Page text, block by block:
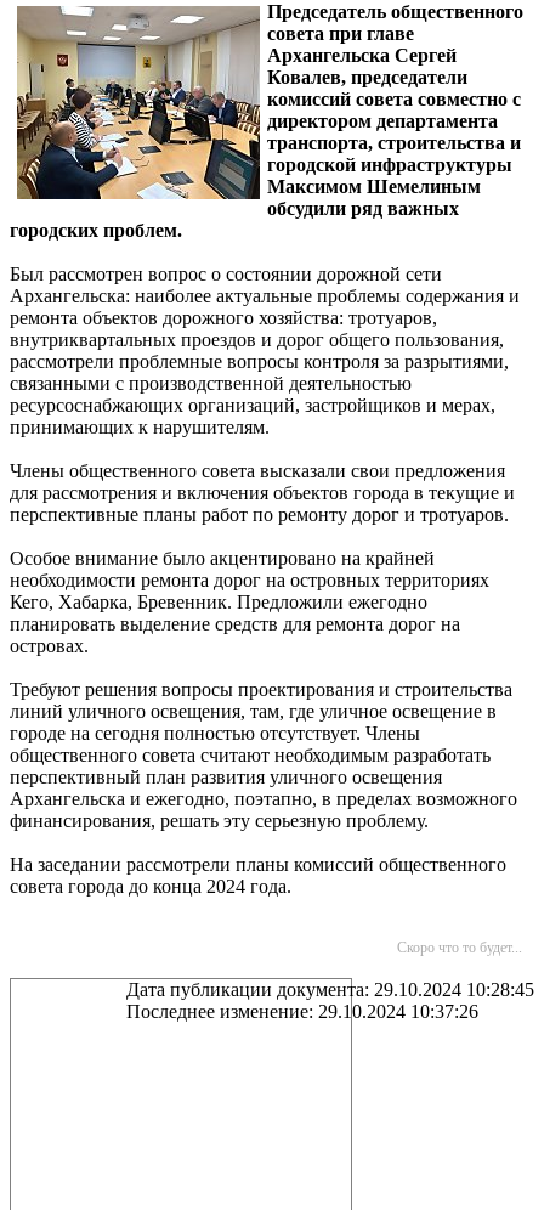
Председатель общественного
совета при главе
Архангельска Сергей
Ковалев, председатели
комиссий совета совместно с
директором департамента
транспорта, строительства и
городской инфраструктуры
Максимом Шемелиным
обсудили ряд важных
городских проблем.
Был рассмотрен вопрос о состоянии дорожной сети
Архангельска: наиболее актуальные проблемы содержания и
ремонта объектов дорожного хозяйства: тротуаров,
внутриквартальных проездов и дорог общего пользования,
рассмотрели проблемные вопросы контроля за разрытиями,
связанными с производственной деятельностью
ресурсоснабжающих организаций, застройщиков и мерах,
принимающих к нарушителям.
Члены общественного совета высказали свои предложения
для рассмотрения и включения объектов города в текущие и
перспективные планы работ по ремонту дорог и тротуаров.
Особое внимание было акцентировано на крайней
необходимости ремонта дорог на островных территориях
Кего, Хабарка, Бревенник. Предложили ежегодно
планировать выделение средств для ремонта дорог на
островах.
Требуют решения вопросы проектирования и строительства
линий уличного освещения, там, где уличное освещение в
городе на сегодня полностью отсутствует. Члены
общественного совета считают необходимым разработать
перспективный план развития уличного освещения
Архангельска и ежегодно, поэтапно, в пределах возможного
финансирования, решать эту серьезную проблему.
На заседании рассмотрели планы комиссий общественного
совета города до конца 2024 года.
Скоро что то будет...
Дата публикации документа: 29.10.2024 10:28:45
Последнее изменение: 29.10.2024 10:37:26